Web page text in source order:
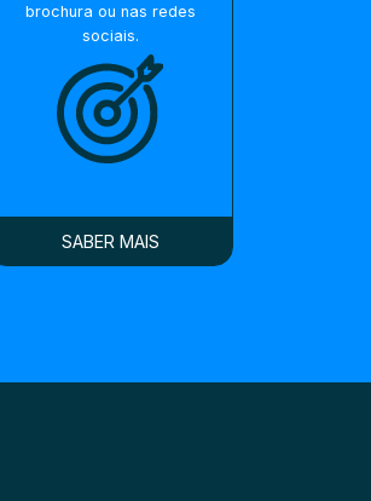
brochura ou nas redes
sociais.
SABER MAIS